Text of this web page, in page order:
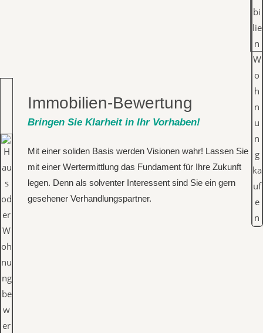
Immobilien-Bewertung
Bringen Sie Klarheit in Ihr Vorhaben!
Mit einer soliden Basis werden Visionen wahr! Lassen Sie
mit einer Wertermittlung das Fundament für Ihre Zukunft
legen. Denn als solventer Interessent sind Sie ein gern
gesehener Verhandlungspartner.